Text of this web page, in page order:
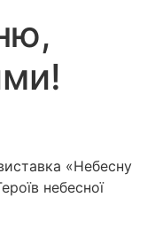
«Небесну
небесної